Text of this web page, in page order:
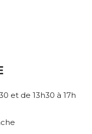
et de 13h30 à 17h